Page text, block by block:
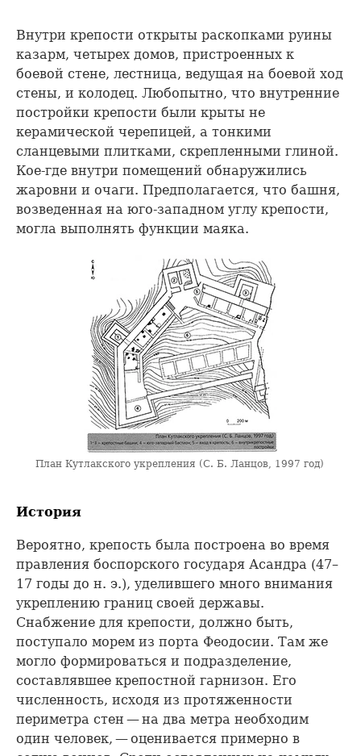
Внутри крепости открыты раскопками руины
казарм, четырех домов, пристроенных к
боевой стене, лестница, ведущая на боевой ход
стены, и колодец. Любопытно, что внутренние
постройки крепости были крыты не
керамической черепицей, а тонкими
сланцевыми плитками, скрепленными глиной.
Кое-где внутри помещений обнаружились
жаровни и очаги. Предполагается, что башня,
возведенная на юго-западном углу крепости,
могла выполнять функции маяка.
План Кутлакского укрепления (С. Б. Ланцов, 1997 год)
История
Вероятно, крепость была построена во время
правления боспорского государя Асандра (47–
17 годы до н. э.), уделившего много внимания
укреплению границ своей державы.
Снабжение для крепости, должно быть,
поступало морем из порта Феодосии. Там же
могло формироваться и подразделение,
составлявшее крепостной гарнизон. Его
численность, исходя из протяженности
периметра стен — на два метра необходим
один человек, — оценивается примерно в